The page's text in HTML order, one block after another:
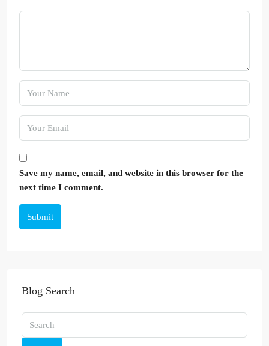
Save my name, email, and website in this browser for the
next time I comment.
Submit
Blog Search